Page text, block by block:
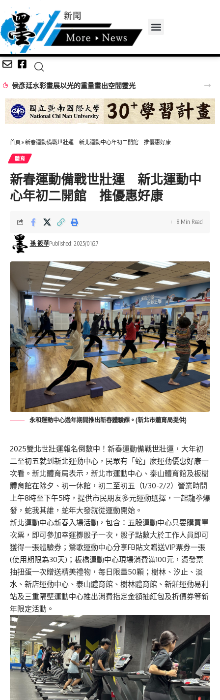
侯彥廷水彩畫展以光的重量畫出空間靈光
首頁 » 新春運動備戰世壯運 新北運動中心年初二開館 推優惠好康
體育
新春運動備戰世壯運 新北運動中
心年初二開館 推優惠好康
孫 筱華Published: 2025/01/27
8 Min Read
永和運動中心過年期間推出新春體驗課。(新北市體育局提供)
2025雙北世壯運報名倒數中！新春運動備戰世壯運，大年初
二至初五就到新北運動中心，民眾有「蛇」麼運動優惠好康一
次看。新北體育局表示，新北市運動中心、泰山體育館及板樹
體育館在除夕、初一休館，初二至初五（1/30-2/2）營業時間
上午8時至下午5時，提供市民朋友多元運動選擇，一起龍拳爆
發，蛇我其誰，蛇年大發就從運動開始。
新北運動中心新春入場活動，包含：五股運動中心只要購買單
次票，即可參加幸運擲骰子一次，骰子點數大於工作人員即可
獲得一張體驗券；鶯歌運動中心分享FB貼文贈送VIP票券一張
(使用期限為30天)；板橋運動中心現場消費滿100元，憑發票
抽扭蛋一次贈送精美禮物，每日限量50顆；樹林、汐止、淡
水、新店運動中心、泰山體育館、樹林體育館、新莊運動易利
站及三重隔壁運動中心推出消費指定金額抽紅包及折價券等新
年限定活動。